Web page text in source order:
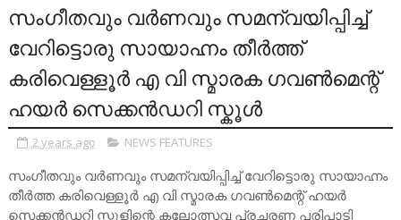
സംഗീതവും വർണവും സമന്വയിപ്പിച്ച്
വേറിട്ടൊരു സായാഹ്നം തീർത്ത്
കരിവെള്ളൂർ എ വി സ്മാരക ഗവൺമെന്റ്
ഹയർ സെക്കൻഡറി സ്കൂൾ
2 years ago NEWS FEATURES
സംഗീതവും വർണവും സമന്വയിപ്പിച്ച് വേറിട്ടൊരു സായാഹ്നം
തീർത്ത കരിവെള്ളൂർ എ വി സ്മാരക ഗവൺമെന്റ് ഹയർ
സെക്കൻഡറി സ്കൂളിന്റെ കലോത്സവ പ്രചരണ പരിപാടി